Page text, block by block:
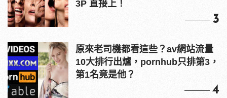
3P 直接上！
3
原來老司機都看這些？av網站流量
10大排行出爐，pornhub只排第3，
第1名竟是他？
4